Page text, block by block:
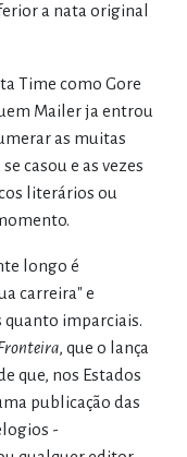
a nata original
Time como Gore
Mailer ja entrou
as muitas
casou e as vezes
literários ou
longo é
carreira" e
imparciais.
, que o lança
que, nos Estados
publicação das
-